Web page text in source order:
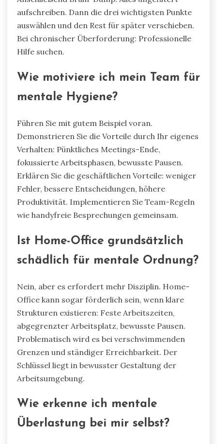
aufschreiben. Dann die drei wichtigsten Punkte
auswählen und den Rest für später verschieben.
Bei chronischer Überforderung: Professionelle
Hilfe suchen.
Wie motiviere ich mein Team für
mentale Hygiene?
Führen Sie mit gutem Beispiel voran.
Demonstrieren Sie die Vorteile durch Ihr eigenes
Verhalten: Pünktliches Meetings-Ende,
fokussierte Arbeitsphasen, bewusste Pausen.
Erklären Sie die geschäftlichen Vorteile: weniger
Fehler, bessere Entscheidungen, höhere
Produktivität. Implementieren Sie Team-Regeln
wie handyfreie Besprechungen gemeinsam.
Ist Home-Office grundsätzlich
schädlich für mentale Ordnung?
Nein, aber es erfordert mehr Disziplin. Home-
Office kann sogar förderlich sein, wenn klare
Strukturen existieren: Feste Arbeitszeiten,
abgegrenzter Arbeitsplatz, bewusste Pausen.
Problematisch wird es bei verschwimmenden
Grenzen und ständiger Erreichbarkeit. Der
Schlüssel liegt in bewusster Gestaltung der
Arbeitsumgebung.
Wie erkenne ich mentale
Überlastung bei mir selbst?